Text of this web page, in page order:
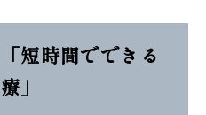
短時間でできる
」